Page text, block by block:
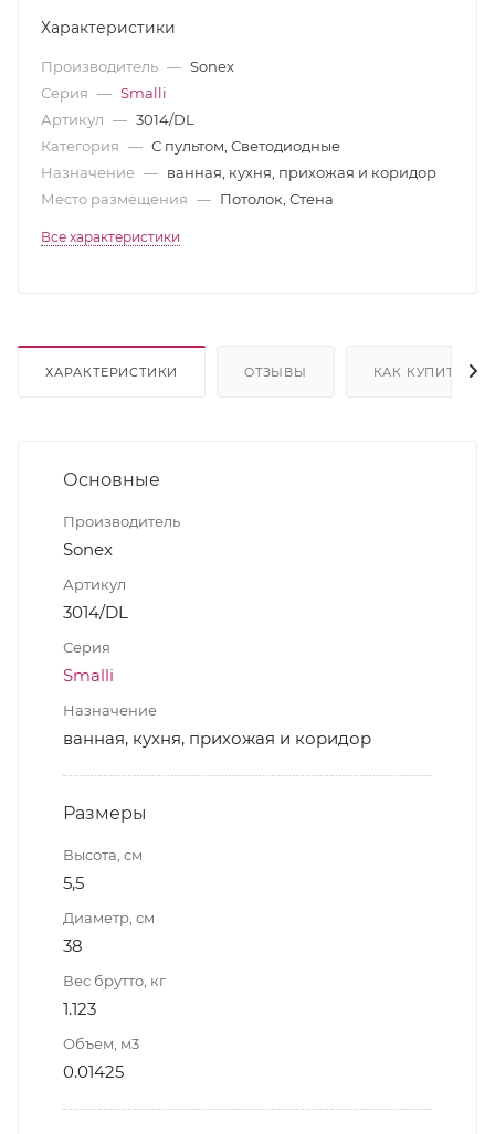
Характеристики
Производитель — Sonex
Серия — Smalli
Артикул — 3014/DL
Категория — С пультом, Светодиодные
Назначение — ванная, кухня, прихожая и коридор
Место размещения — Потолок, Стена
Все характеристики
ХАРАКТЕРИСТИКИ ОТЗЫВЫ КАК КУПИТЬ
Основные
Производитель
Sonex
Артикул
3014/DL
Серия
Smalli
Назначение
ванная, кухня, прихожая и коридор
Размеры
Высота, см
5,5
Диаметр, см
38
Вес брутто, кг
1.123
Объем, м3
0.01425